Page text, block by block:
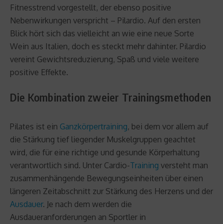
Fitnesstrend vorgestellt, der ebenso positive
Nebenwirkungen verspricht – Pilardio. Auf den ersten
Blick hört sich das vielleicht an wie eine neue Sorte
Wein aus Italien, doch es steckt mehr dahinter. Pilardio
vereint Gewichtsreduzierung, Spaß und viele weitere
positive Effekte.
Die Kombination zweier Trainingsmethoden
Pilates ist ein Ganzkörpertraining, bei dem vor allem auf
die Stärkung tief liegender Muskelgruppen geachtet
wird, die für eine richtige und gesunde Körperhaltung
verantwortlich sind. Unter Cardio-Training versteht man
zusammenhängende Bewegungseinheiten über einen
längeren Zeitabschnitt zur Stärkung des Herzens und der
Ausdauer. Je nach dem werden die
Ausdaueranforderungen an Sportler in